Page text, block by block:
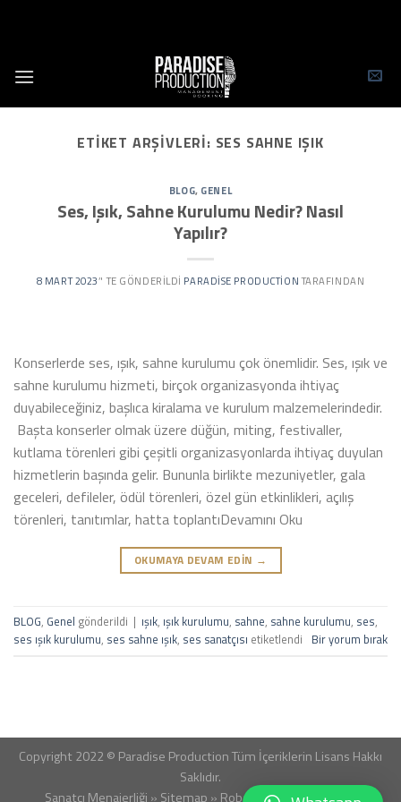
ETIKET ARŞIVLERI: SES SAHNE IŞIK
BLOG, GENEL
Ses, Işık, Sahne Kurulumu Nedir? Nasıl
Yapılır?
8 MART 2023’' TE GÖNDERILDI PARADISE PRODUCTIONTARAFINDAN
Konserlerde ses, ışık, sahne kurulumu çok önemlidir. Ses, ışık ve
sahne kurulumu hizmeti, birçok organizasyonda ihtiyaç
duyabileceğiniz, başlıca kiralama ve kurulum malzemelerindedir.
Başta konserler olmak üzere düğün, miting, festivaller,
kutlama törenleri gibi çeşitli organizasyonlarda ihtiyaç duyulan
hizmetlerin başında gelir. Bununla birlikte mezuniyetler, gala
geceleri, defileler, ödül törenleri, özel gün etkinlikleri, açılış
törenleri, tanıtımlar, hatta toplantıDevamını Oku
OKUMAYA DEVAM EDIN →
BLOG, Genel gönderildi | ışık, ışık kurulumu, sahne, sahne kurulumu, ses,
ses ışık kurulumu, ses sahne ışık, ses sanatçısı etiketlendi Bir yorum bırak
Copyright 2022 © Paradise Production Tüm İçeriklerin Lisans Hakkı
Saklıdır.
Sanatçı Menajerliği » Sitemap » Robots »RSS»Google»